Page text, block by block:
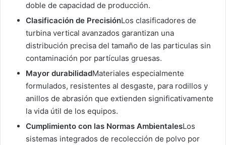
doble de capacidad de producción.
Clasificación de PrecisiónLos clasificadores de
turbina vertical avanzados garantizan una
distribución precisa del tamaño de las particulas sin
contaminación por partículas gruesas.
Mayor durabilidadMateriales especialmente
formulados, resistentes al desgaste, para rodillos y
anillos de abrasión que extienden significativamente
la vida útil de los equipos.
Cumplimiento con las Normas AmbientalesLos
sistemas integrados de recolección de polvo por